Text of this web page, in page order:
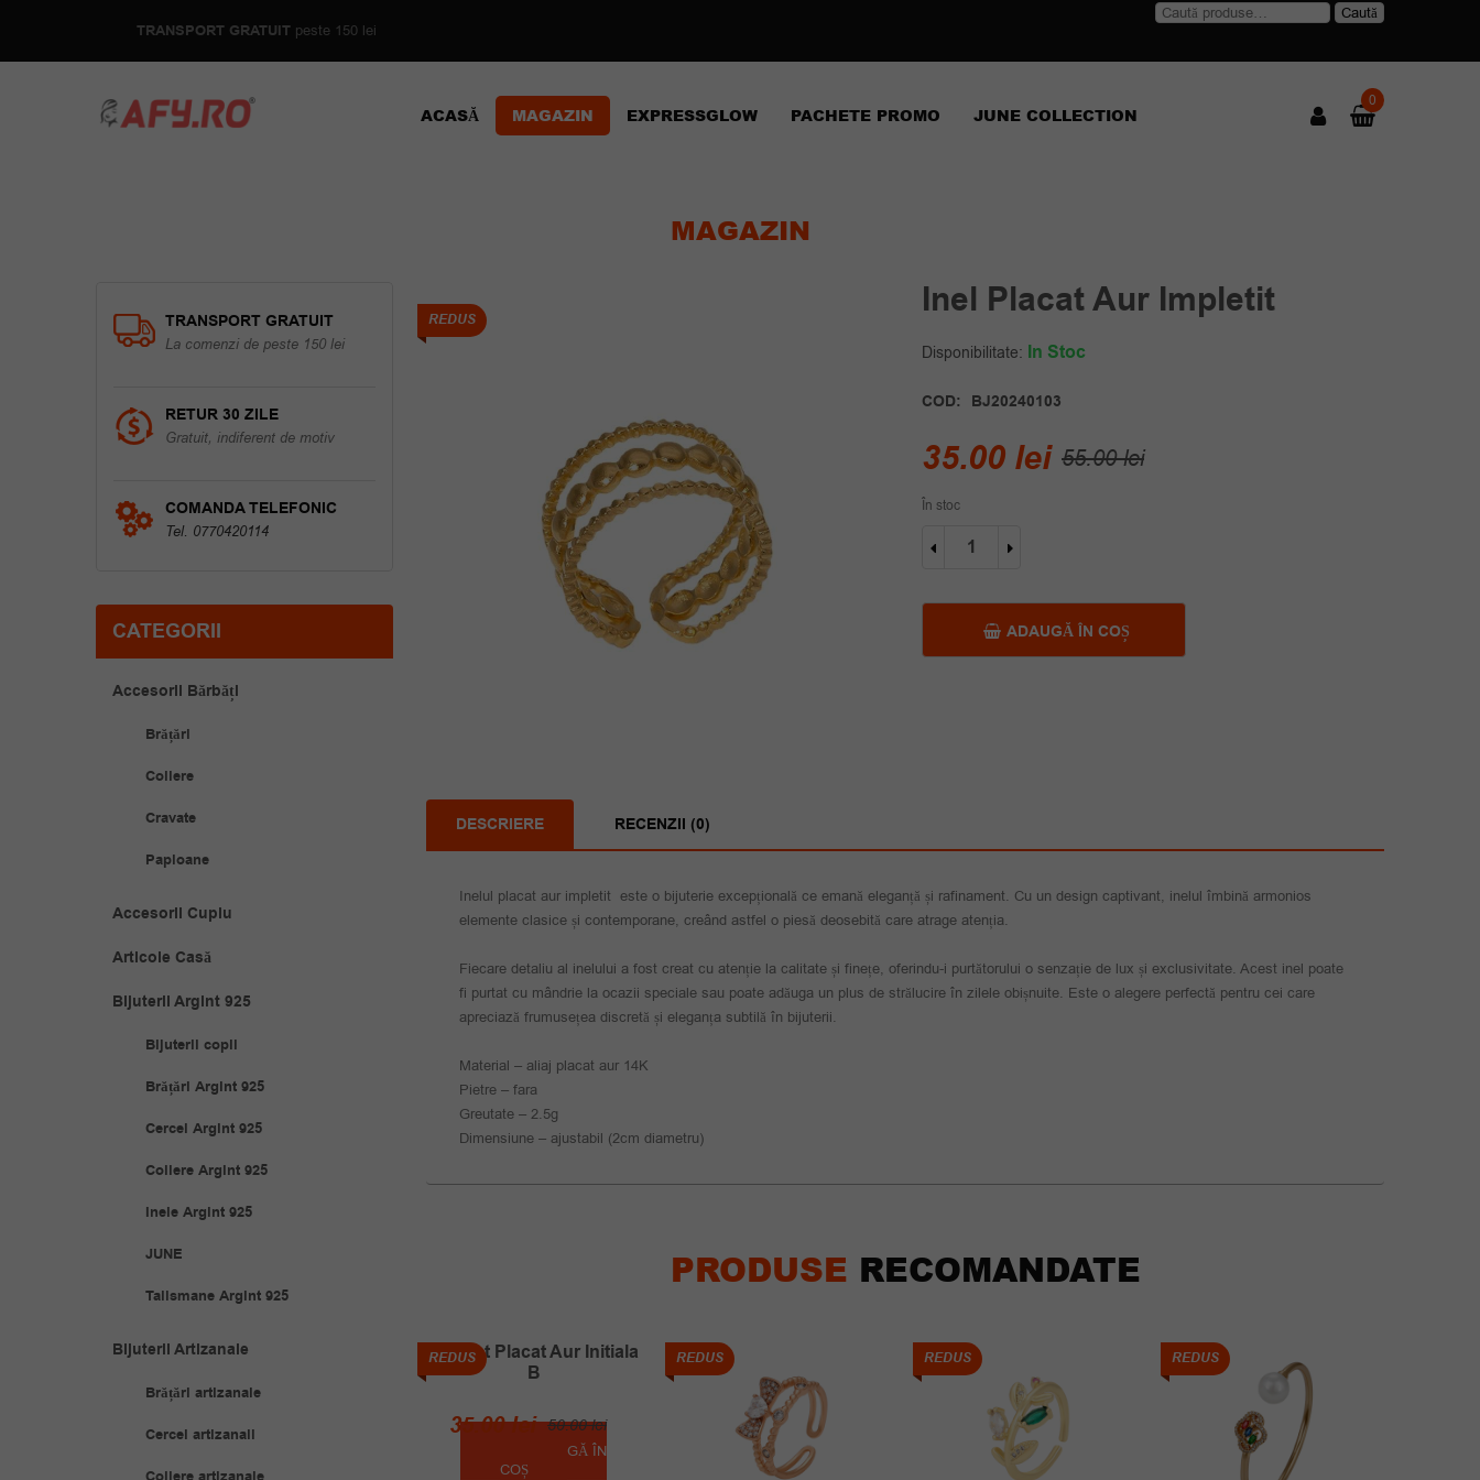
TRANSPORT GRATUIT peste 150 lei
Caută
Caută
ACASĂ MAGAZIN EXPRESSGLOW PACHETE PROMO JUNE COLLECTION
0
MAGAZIN
REDUS Inel Placat Aur Impletit
Disponibilitate: In Stoc
COD: BJ20240103
55.00leiPrețul
35.00 lei
Prețul
În stoc
Cantitate
ADAUGĂ ÎN COȘ
DESCRIERE RECENZII (0)
Inelul placat aur impletit este o bijuterie excepțională ce emană eleganță și rafinament. Cu un design captivant, inelul îmbină armonios
elemente clasice și contemporane, creând astfel o piesă deosebită care atrage atenția.
Fiecare detaliu al inelului a fost creat cu atenție la calitate și finețe, oferindu-i purtătorului o senzație de lux și exclusivitate. Acest inel poate
fi purtat cu mândrie la ocazii speciale sau poate adăuga un plus de strălucire în zilele obișnuite. Este o alegere perfectă pentru cei care
apreciază frumusețea discretă și eleganța subtilă în bijuterii.
Material – aliaj placat aur 14K
Pietre – fara
Greutate – 2.5g
Dimensiune – ajustabil (2cm diametru)
PRODUSE RECOMANDATE
REDUS REDUS
Inel Lat Placat Aur Initiala
B
50.00lei
Prețul
inițial
35.00leiPrețul
curent
ADAUGĂ ÎN
COȘ
REDUS REDUS REDUS
TRANSPORT GRATUIT
La comenzi de peste 150 lei
RETUR 30 ZILE
Gratuit, indiferent de motiv
COMANDA TELEFONIC
Tel. 0770420114
CATEGORII
Accesorii Bărbăți
Brățări
Coliere
Cravate
Papioane
Accesorii Cuplu
Articole Casă
Bijuterii Argint 925
Bijuterii copii
Brățări Argint 925
Cercei Argint 925
Coliere Argint 925
Inele Argint 925
JUNE
Talismane Argint 925
Bijuterii Artizanale
Brățări artizanale
Cercei artizanali